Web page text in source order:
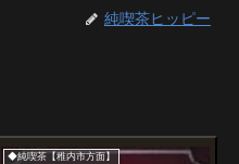
純喫茶ヒッピー
◆純喫茶【稚内市方面】